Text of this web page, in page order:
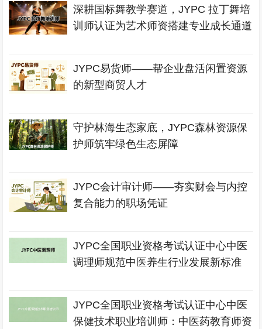
深耕国标舞教学赛道，JYPC 拉丁舞培
训师认证为艺术师资搭建专业成长通道
JYPC易货师——帮企业盘活闲置资源
的新型商贸人才
守护林海生态家底，JYPC森林资源保
护师筑牢绿色生态屏障
JYPC会计审计师——夯实财会与内控
复合能力的职场凭证
JYPC全国职业资格考试认证中心中医
调理师规范中医养生行业发展新标准
JYPC全国职业资格考试认证中心中医
保健技术职业培训师：中医药教育师资